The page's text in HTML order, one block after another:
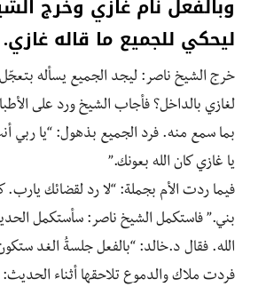
وبالفعل نام غازي وخرج
ليحكي للجميع ما قاله غازي.
خرج الشيخ ناصر: ليجد الجميع يسأله
لغازي بالداخل؟ فأجاب الشيخ ورد على
بما سمع منه. فرد الجميع بذهول: “يا ربي
يا غازي كان الله بعونك.”
فيما ردت الأم بجملة: “لا رد لقضائك يارب.
بني.” فاستكمل الشيخ ناصر: سأستكمل
الله. فقال د.خالد: “بالفعل جلسةُ الغد
فردت ملاك والدموع تلاحقها أثناء الحديث: